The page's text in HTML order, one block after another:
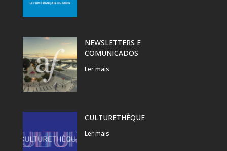
NEWSLETTERS E
COMUNICADOS
Ler mais
CULTURETHÈQUE
Ler mais